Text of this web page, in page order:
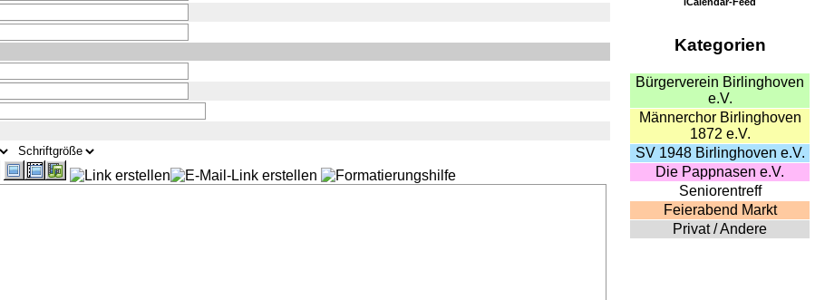
Kategorien
Bürgerverein Birlinghoven
e.V.
Männerchor Birlinghoven
1872 e.V.
SV 1948 Birlinghoven e.V.
Die Pappnasen e.V.
Seniorentreff
Feierabend Markt
Privat / Andere